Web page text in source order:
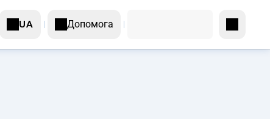
UA Допомога